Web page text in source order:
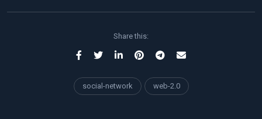
Share this:
social-network web-2.0